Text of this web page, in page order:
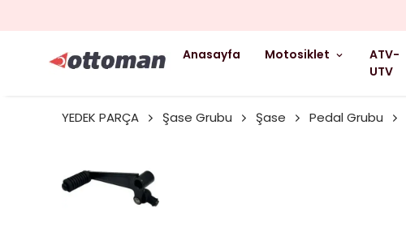
Anasayfa Motosiklet
ATV-
UTV
YEDEK PARÇA Şase Grubu Şase Pedal Grubu